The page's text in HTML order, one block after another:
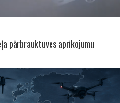
pārbrauktuves aprīkojumu